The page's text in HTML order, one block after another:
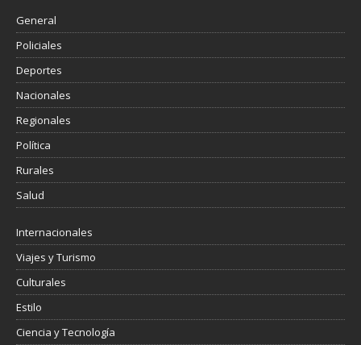
General
Policiales
Deportes
Nacionales
Regionales
Política
Rurales
Salud
Internacionales
Viajes y Turismo
Culturales
Estilo
Ciencia y Tecnología